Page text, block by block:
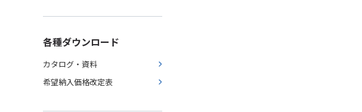
各種ダウンロード
カタログ・資料
希望納入価格改定表